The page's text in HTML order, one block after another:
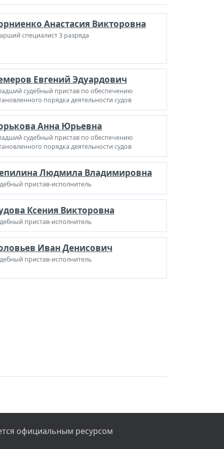
Анастасия Викторовна
специалист 3 разряда
Евгений Эдуардович
судебный пристав по обеспечению
порядка деятельности судов
Анна Юрьевна
судебный пристав по обеспечению
порядка деятельности судов
Людмила Владимировна
пристав-исполнитель
Ксения Викторовна
пристав-исполнитель
Иван Денисович
пристав-исполнитель
официальным ресурсом